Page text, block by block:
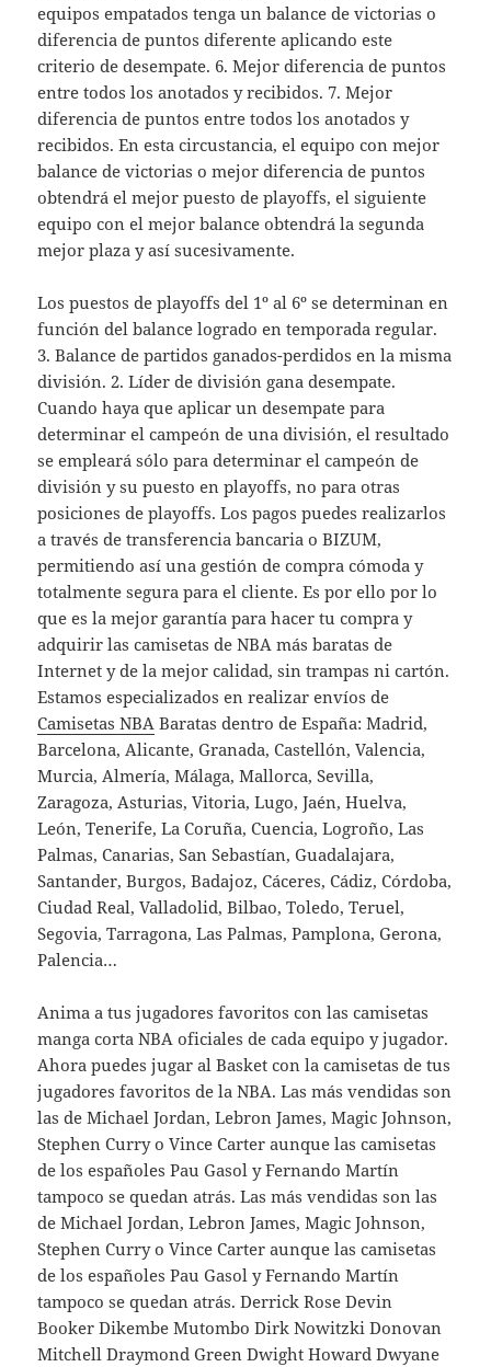
equipos empatados tenga un balance de victorias o
diferencia de puntos diferente aplicando este
criterio de desempate. 6. Mejor diferencia de puntos
entre todos los anotados y recibidos. 7. Mejor
diferencia de puntos entre todos los anotados y
recibidos. En esta circustancia, el equipo con mejor
balance de victorias o mejor diferencia de puntos
obtendrá el mejor puesto de playoffs, el siguiente
equipo con el mejor balance obtendrá la segunda
mejor plaza y así sucesivamente.
Los puestos de playoffs del 1º al 6º se determinan en
función del balance logrado en temporada regular.
3. Balance de partidos ganados-perdidos en la misma
división. 2. Líder de división gana desempate.
Cuando haya que aplicar un desempate para
determinar el campeón de una división, el resultado
se empleará sólo para determinar el campeón de
división y su puesto en playoffs, no para otras
posiciones de playoffs. Los pagos puedes realizarlos
a través de transferencia bancaria o BIZUM,
permitiendo así una gestión de compra cómoda y
totalmente segura para el cliente. Es por ello por lo
que es la mejor garantía para hacer tu compra y
adquirir las camisetas de NBA más baratas de
Internet y de la mejor calidad, sin trampas ni cartón.
Estamos especializados en realizar envíos de
Camisetas NBA Baratas dentro de España: Madrid,
Barcelona, Alicante, Granada, Castellón, Valencia,
Murcia, Almería, Málaga, Mallorca, Sevilla,
Zaragoza, Asturias, Vitoria, Lugo, Jaén, Huelva,
León, Tenerife, La Coruña, Cuencia, Logroño, Las
Palmas, Canarias, San Sebastían, Guadalajara,
Santander, Burgos, Badajoz, Cáceres, Cádiz, Córdoba,
Ciudad Real, Valladolid, Bilbao, Toledo, Teruel,
Segovia, Tarragona, Las Palmas, Pamplona, Gerona,
Palencia…
Anima a tus jugadores favoritos con las camisetas
manga corta NBA oficiales de cada equipo y jugador.
Ahora puedes jugar al Basket con la camisetas de tus
jugadores favoritos de la NBA. Las más vendidas son
las de Michael Jordan, Lebron James, Magic Johnson,
Stephen Curry o Vince Carter aunque las camisetas
de los españoles Pau Gasol y Fernando Martín
tampoco se quedan atrás. Las más vendidas son las
de Michael Jordan, Lebron James, Magic Johnson,
Stephen Curry o Vince Carter aunque las camisetas
de los españoles Pau Gasol y Fernando Martín
tampoco se quedan atrás. Derrick Rose Devin
Booker Dikembe Mutombo Dirk Nowitzki Donovan
Mitchell Draymond Green Dwight Howard Dwyane